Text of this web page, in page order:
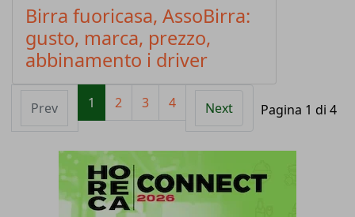
Birra fuoricasa, AssoBirra:
gusto, marca, prezzo,
abbinamento i driver
Pagina 1 di 4
Prev 1 2 3 4 Next